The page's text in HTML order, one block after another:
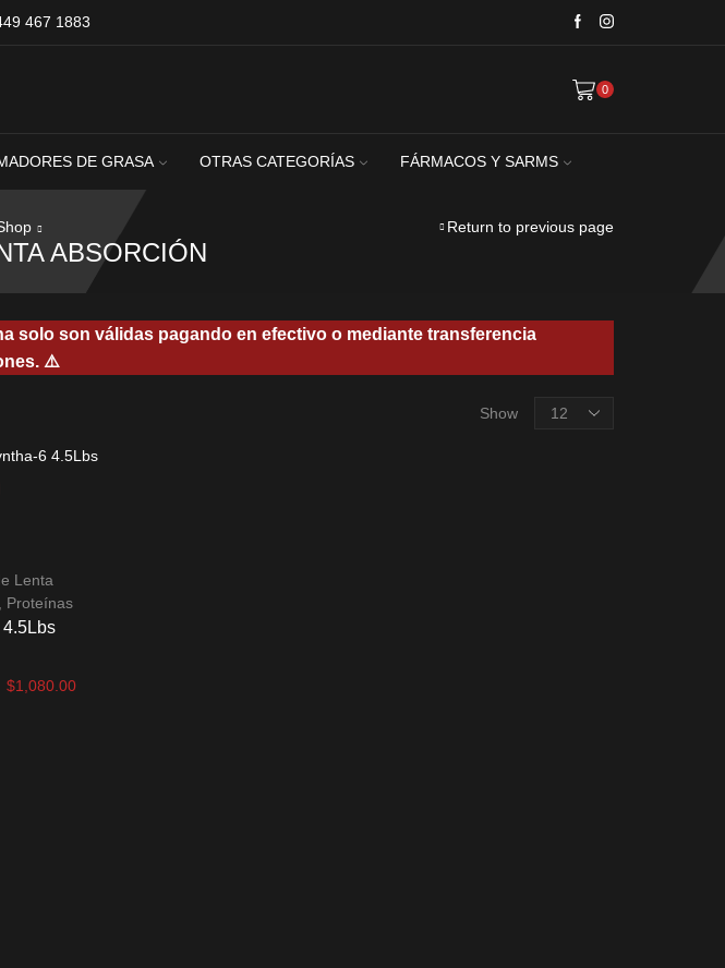
467 1883
0
DE GRASA OTRAS CATEGORÍAS FÁRMACOS Y SARMS
ABSORCIÓN
Return to previous page
solo son válidas pagando en efectivo o mediante transferencia
⚠️
Show
Products
Lenta
, Proteínas
El
$1,080.00El